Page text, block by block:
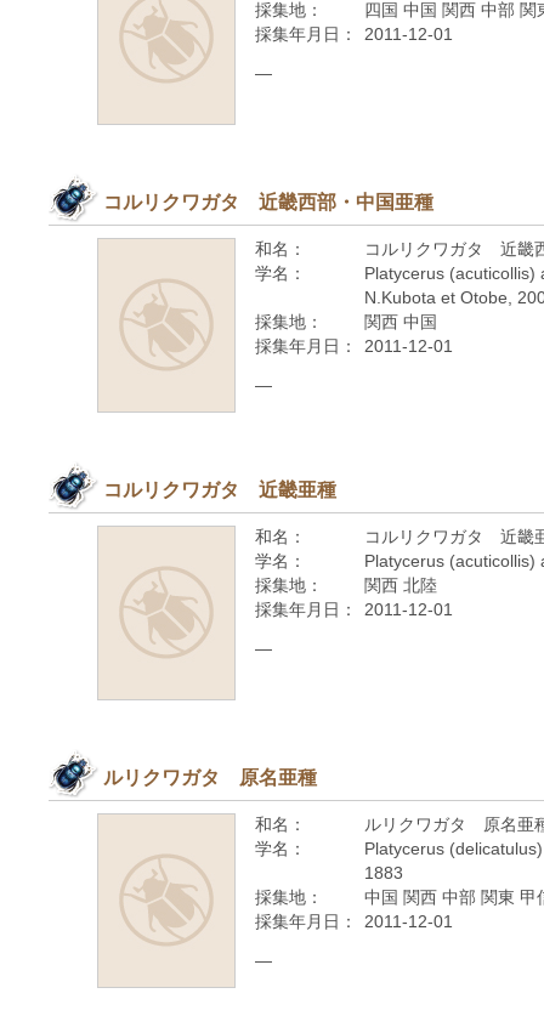
採集地：
四国 中国 関西 中部
採集年月日：
2011-12-01
—
コルリクワガタ 近畿西部・中国亜種
和名：
コルリクワガタ 近畿
学名：
Platycerus (acuticollis)
N.Kubota et Otobe,
採集地：
関西 中国
採集年月日：
2011-12-01
—
コルリクワガタ 近畿亜種
和名：
コルリクワガタ 近畿
学名：
Platycerus (acuticollis)
採集地：
関西 北陸
採集年月日：
2011-12-01
—
ルリクワガタ 原名亜種
和名：
ルリクワガタ 原名亜
学名：
Platycerus
1883
採集地：
中国 関西 中部 関東
採集年月日：
2011-12-01
—